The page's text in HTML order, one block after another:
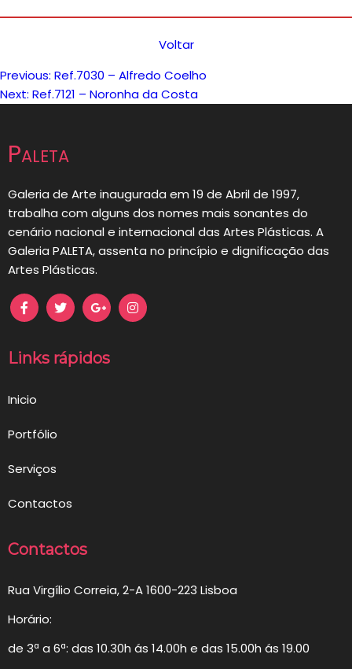
Voltar
Navegação
artigos
Previous: Ref.7030 – Alfredo Coelho
Next: Ref.7121 – Noronha da Costa
Paleta
Galeria de Arte inaugurada em 19 de Abril de 1997,
trabalha com alguns dos nomes mais sonantes do
cenário nacional e internacional das Artes Plásticas. A
Galeria PALETA, assenta no princípio e dignificação das
Artes Plásticas.
Links rápidos
Inicio
Portfólio
Serviços
Contactos
Contactos
Rua Virgílio Correia, 2-A 1600-223 Lisboa
Horário:
de 3ª a 6ª: das 10.30h ás 14.00h e das 15.00h ás 19.00